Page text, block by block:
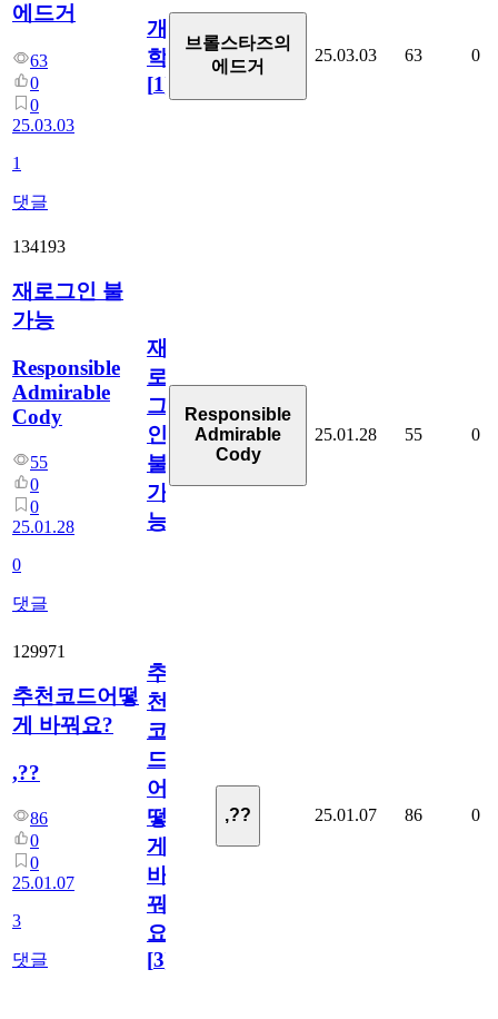
에드거
63
0
0
25.03.03
1
댓글
개
학
[1]
브롤스타즈의
에드거
25.03.03 63 0
134193
재로그인 불
가능
Responsible
Admirable
Cody
55
0
0
25.01.28
0
댓글
재
로
그
인
불
가
능
Responsible
Admirable
Cody
25.01.28 55 0
129971
추천코드어떻
게 바꿔요?
,??
86
0
0
25.01.07
3
댓글
추
천
코
드
어
떻
게
바
꿔
요?
[3]
,?? 25.01.07 86 0